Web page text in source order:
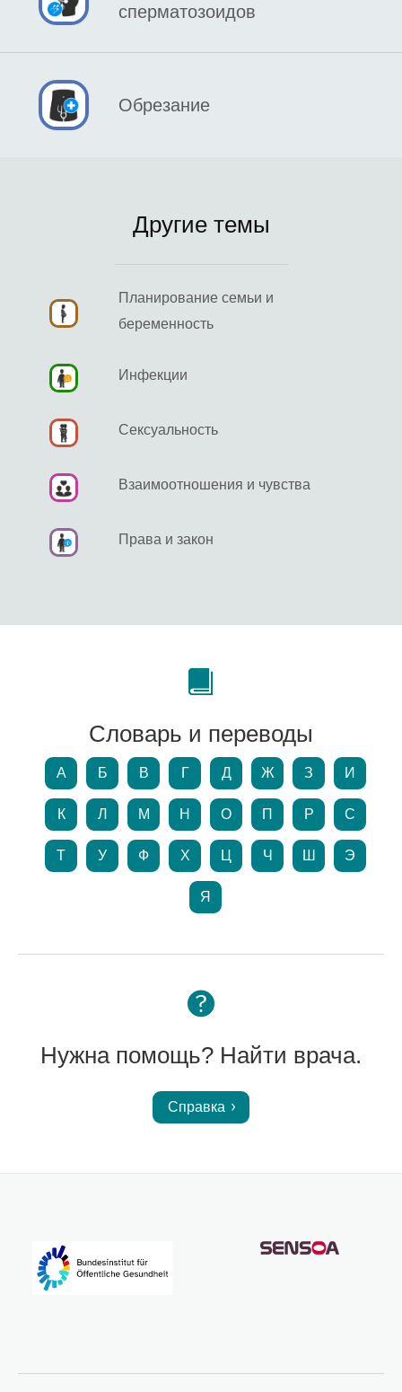
сперматозоидов
Обрезание
Другие темы
Планирование семьи и
беременность
Инфекции
Сексуальность
Взаимоотношения и чувства
Права и закон
Словарь и переводы
А Б В Г Д Ж З И
К Л М Н О П Р С
Т У Ф Х Ц Ч Ш Э
Я
Нужна помощь? Найти врача.
Справка